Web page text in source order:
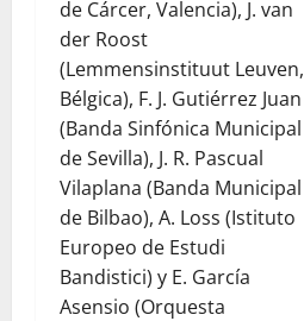
de Cárcer, Valencia), J. van
der Roost
(Lemmensinstituut Leuven,
Bélgica), F. J. Gutiérrez Juan
(Banda Sinfónica Municipal
de Sevilla), J. R. Pascual
Vilaplana (Banda Municipal
de Bilbao), A. Loss (Istituto
Europeo de Estudi
Bandistici) y E. García
Asensio (Orquesta